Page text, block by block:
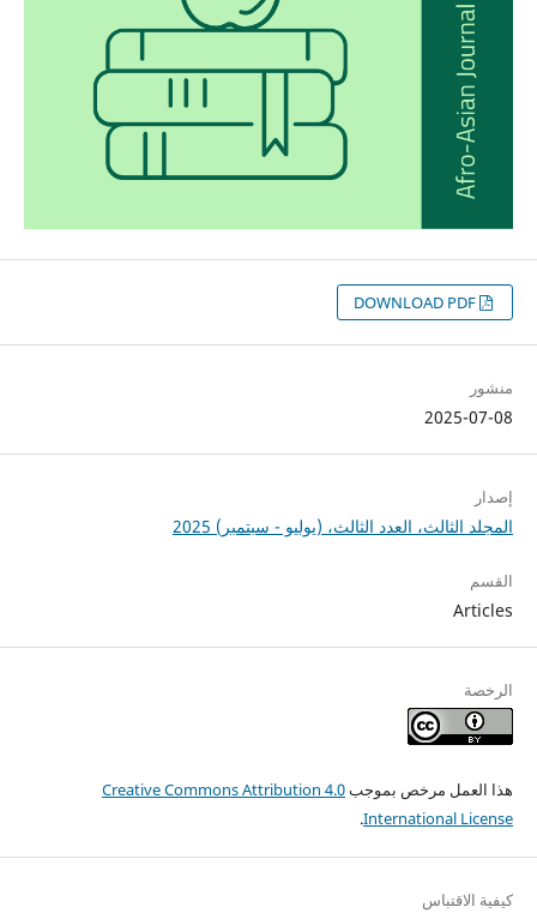
DOWNLOAD PDF
منشور
2025-07-08
إصدار
المجلد الثالث، العدد الثالث، (يوليو - سبتمبر) 2025
القسم
Articles
الرخصة
هذا العمل مرخص بموجبCreative Commons Attribution 4.0
International License
.
كيفية الاقتباس